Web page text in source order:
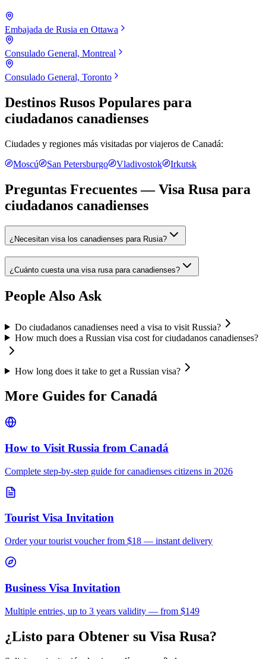
Embajada de Rusia en Ottawa
Consulado General, Montreal
Consulado General, Toronto
Destinos Rusos Populares para
ciudadanos canadienses
Ciudades y regiones más visitadas por viajeros de Canadá:
Moscú
San Petersburgo Vladivostok Irkutsk
Preguntas Frecuentes — Visa Rusa para
ciudadanos canadienses
¿Necesitan visa los canadienses para Rusia?
¿Cuánto cuesta una visa rusa para canadienses?
People Also Ask
Do ciudadanos canadienses need a visa to visit Russia?
How much does a Russian visa cost for ciudadanos canadienses?
How long does it take to get a Russian visa?
More Guides for Canadá
How to Visit Russia from Canadá
Complete step-by-step guide forcanadienses citizens in 2026
Tourist Visa Invitation
Order your tourist voucher from $18 — instant delivery
Business Visa Invitation
Multiple entries, up to 3 years validity — from $149
¿Listo para Obtener su Visa Rusa?